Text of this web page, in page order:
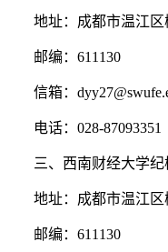
地址：成都市温江区
邮编： 611130
信箱：
电话： 028-87093351
三、西南财经大学
地址：成都市温江区
邮编： 611130